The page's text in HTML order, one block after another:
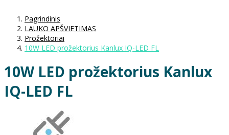
Pagrindinis
LAUKO APŠVIETIMAS
Prožektoriai
10W LED prožektorius Kanlux IQ-LED FL
10W LED prožektorius Kanlux
IQ-LED FL